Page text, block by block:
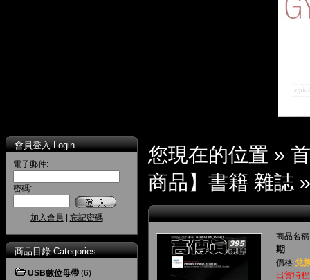
會員登入 Login
電子郵件:
密碼:
加入會員 忘記密碼
商品目錄 Categories
USB數位母帶 (6)
您現在的位置 »
商品】書籍 雜誌
商品名
期
價格:兌
出貨時